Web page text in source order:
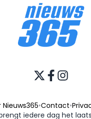
Nieuws365•Contact•
iedere dag het